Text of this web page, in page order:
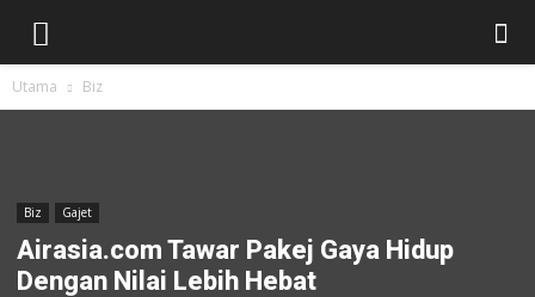
Utama Biz
Biz Gajet
Airasia.com Tawar Pakej Gaya Hidup
Dengan Nilai Lebih Hebat